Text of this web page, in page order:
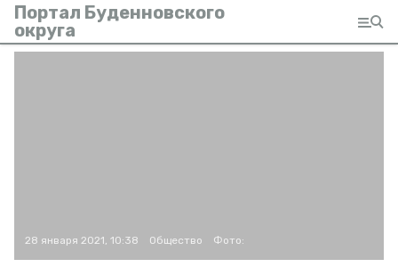
Портал Буденновского
округа
28 января 2021, 10:38 Общество Фото: